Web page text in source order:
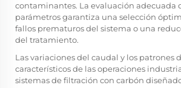
contaminantes. La evaluación adecuada
parámetros garantiza una selección
fallos prematuros del sistema o una
del tratamiento.
Las variaciones del caudal y los patrones
característicos de las operaciones
sistemas de filtración con carbón